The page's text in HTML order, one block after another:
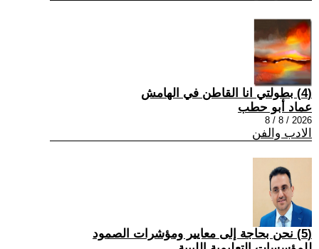
(4) بطولتي انا القاطن في الهامش
عماد أبو حطب
2026 / 8 / 8
الادب والفن
(5) نحن بحاجة إلى معايير ومؤشرات الصمود